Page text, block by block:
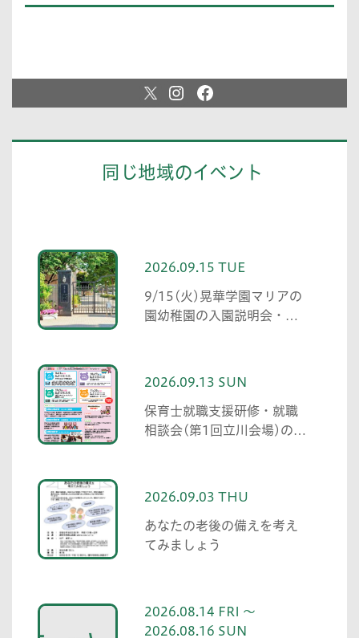
同じ地域のイベント
2026.09.15 TUE
9/15(火)晃華学園マリアの
園幼稚園の入園説明会・公
2026.09.13 SUN
保育士就職支援研修・就職
相談会(第1回立川会場)の開
2026.09.03 THU
あなたの老後の備えを考え
てみましょう
2026.08.14 FRI ～
2026.08.16 SUN